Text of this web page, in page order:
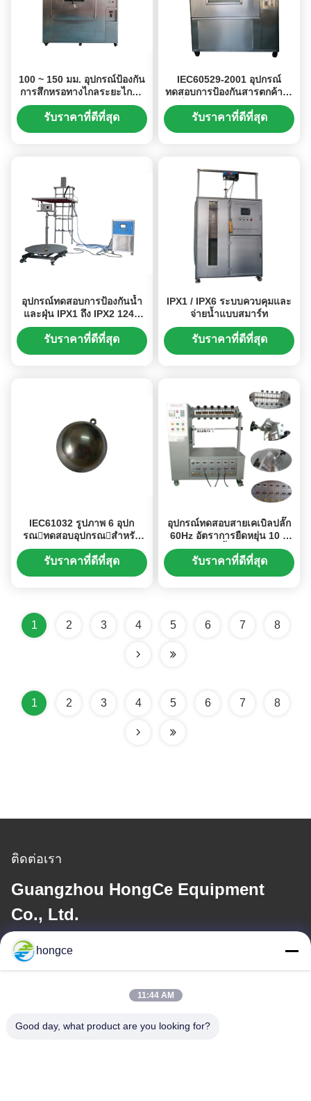
100 ~ 150 มม. อุปกรณ์ป้องกัน
การสึกหรอทางไกลระยะไกล /
หอทดสอบไอพ็อกแรงดันสูง
สำหรับพัดลม IPX9K
รับราคาที่ดีที่สุด
IEC60529-2001 อุปกรณ์
ทดสอบการป้องกันสารตกค้าง /
รูปที่ 2 หอทดสอบทรายและฝุ่น
สำหรับ IPX5 และ IPX6
รับราคาที่ดีที่สุด
อุปกรณ์ทดสอบการป้องกันน้ำ
และฝุ่น IPX1 ถึง IPX2 1240
มม. × 1240 มม
รับราคาที่ดีที่สุด
IPX1 / IPX6 ระบบควบคุมและ
จ่ายน้ำแบบสมาร์ท
รับราคาที่ดีที่สุด
IEC61032 รูปภาพ 6 อุปก
รณทดสอบอุปกรณสําหรับ
การทดสอบอุปกรณการ
ทดสอบ
รับราคาที่ดีที่สุด
อุปกรณ์ทดสอบสายเคเบิลปลั๊ก
60Hz อัตราการยืดหยุ่น 10 ~
60 ครั้ง / นาที
รับราคาที่ดีที่สุด
1 2 3 4 5 6 7 8
1 2 3 4 5 6 7 8
ติดต่อเรา
Guangzhou HongCe Equipment
Co., Ltd.
อีเมล
ที่อยู่ของเรา
hongce
11:44 AM
Good day, what product are you looking for?